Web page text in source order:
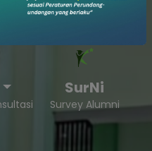
SurNi
Survey Alumni